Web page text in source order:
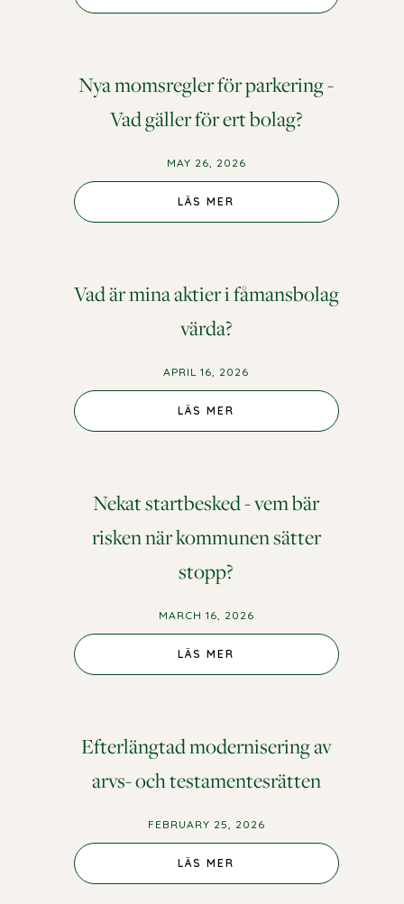
Nya momsregler för parkering -
Vad gäller för ert bolag?
MAY 26, 2026
LÄS MER
Vad är mina aktier i fåmansbolag
värda?
APRIL 16, 2026
LÄS MER
Nekat startbesked - vem bär
risken när kommunen sätter
stopp?
MARCH 16, 2026
LÄS MER
Efterlängtad modernisering av
arvs- och testamentesrätten
FEBRUARY 25, 2026
LÄS MER